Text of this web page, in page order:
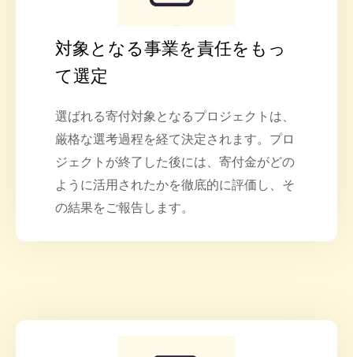
対象となる事業を責任をもっ
て選定
選ばれる寄付対象となるプロジェクトは、
厳格な選考過程を経て決定されます。プロ
ジェクトが終了した後には、寄付金がどの
ように活用されたかを徹底的に評価し、そ
の結果をご報告します。